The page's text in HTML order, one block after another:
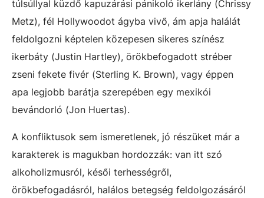
túlsúllyal küzdő kapuzárási pánikoló ikerlány (Chrissy
Metz), fél Hollywoodot ágyba vivő, ám apja halálát
feldolgozni képtelen közepesen sikeres színész
ikerbáty (Justin Hartley), örökbefogadott stréber
zseni fekete fivér (Sterling K. Brown), vagy éppen
apa legjobb barátja szerepében egy mexikói
bevándorló (Jon Huertas).
A konfliktusok sem ismeretlenek, jó részüket már a
karakterek is magukban hordozzák: van itt szó
alkoholizmusról, késői terhességről,
örökbefogadásról, halálos betegség feldolgozásáról